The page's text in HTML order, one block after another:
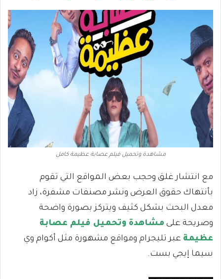
مشاهدة وتحميل فيلم عصابة عظيمة كامل
مع انتشار غلق وحجب بعض المواقع التي تقوم
بأنتهاك حقوق العرض ونشر مصنفات مشفرة، زاد
معدل البحث بشكل كثيف ويتركز بصورة واضحة
وصريحة على مشاهدة وتحميل فيلم عصابة
عظيمة عبر تليجرام ومواقع مشهورة مثل أكوام وي
سيما إيجي بست.